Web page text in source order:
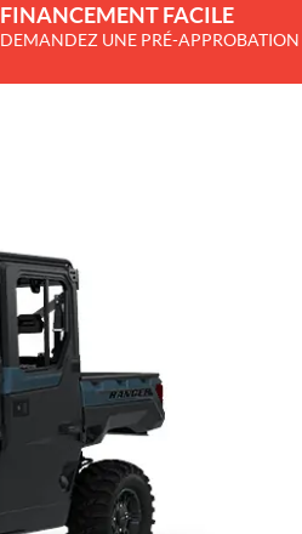
FINANCEMENT FACILE
DEMANDEZ UNE PRÉ-APPROBATION